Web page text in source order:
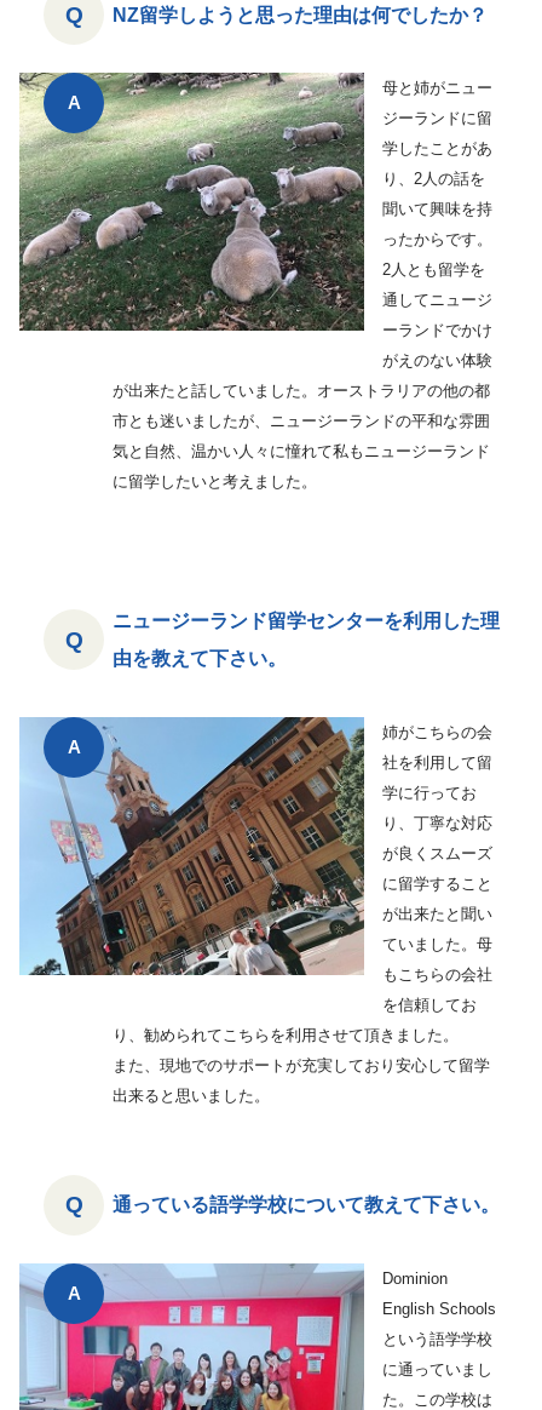
NZ留学しようと思った理由は何でしたか？
母と姉がニュー
ジーランドに留
学したことがあ
り、2人の話を
聞いて興味を持
ったからです。
2人とも留学を
通してニュージ
ーランドでかけ
がえのない体験
が出来たと話していました。オーストラリアの他の都
市とも迷いましたが、ニュージーランドの平和な雰囲
気と自然、温かい人々に憧れて私もニュージーランド
に留学したいと考えました。
ニュージーランド留学センターを利用した理
由を教えて下さい。
姉がこちらの会
社を利用して留
学に行ってお
り、丁寧な対応
が良くスムーズ
に留学すること
が出来たと聞い
ていました。母
もこちらの会社
を信頼してお
り、勧められてこちらを利用させて頂きました。
また、現地でのサポートが充実しており安心して留学
出来ると思いました。
通っている語学学校について教えて下さい。
Dominion
English Schools
という語学学校
に通っていまし
た。この学校は